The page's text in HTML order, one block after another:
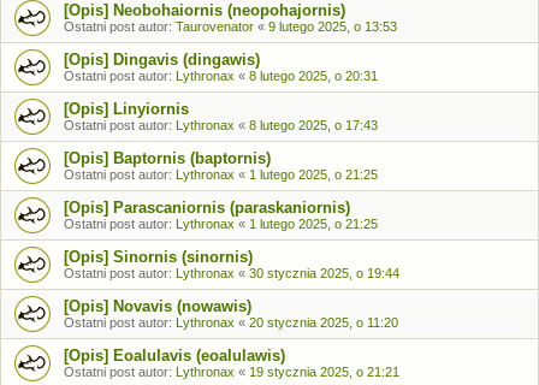
[Opis] Neobohaiornis (neopohajornis)
Ostatni post autor: Taurovenator « 9 lutego 2025, o 13:53
[Opis] Dingavis (dingawis)
Ostatni post autor: Lythronax « 8 lutego 2025, o 20:31
[Opis] Linyiornis
Ostatni post autor: Lythronax « 8 lutego 2025, o 17:43
[Opis] Baptornis (baptornis)
Ostatni post autor: Lythronax « 1 lutego 2025, o 21:25
[Opis] Parascaniornis (paraskaniornis)
Ostatni post autor: Lythronax « 1 lutego 2025, o 21:25
[Opis] Sinornis (sinornis)
Ostatni post autor: Lythronax « 30 stycznia 2025, o 19:44
[Opis] Novavis (nowawis)
Ostatni post autor: Lythronax « 20 stycznia 2025, o 11:20
[Opis] Eoalulavis (eoalulawis)
Ostatni post autor: Lythronax « 19 stycznia 2025, o 21:21